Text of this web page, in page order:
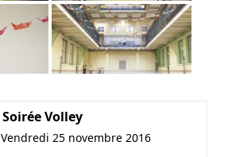
Soirée Volley
Vendredi 25 novembre 2016